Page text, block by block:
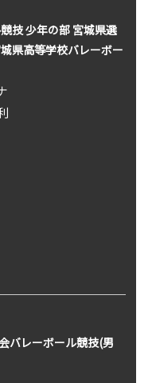
技 少年の部 宮城県選
県高等学校バレーボー
バレーボール競技(男